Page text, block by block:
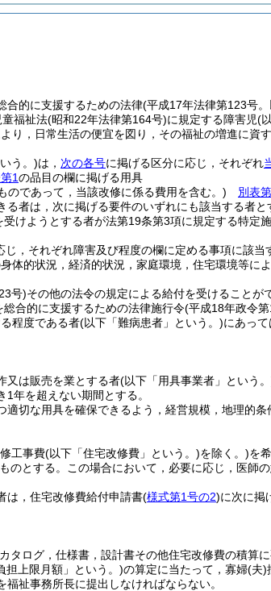
合的に支援するための法律(平成17年法律第123号
福祉法(昭和22年法律第164号)に規定する障害児(
り，日常生活の便宜を図り，その福祉の増進に資
う。)は， 次の各号に掲げる区分に応じ，それぞれ
1の品目の欄に掲げる用具
のであって，当該改修に係る費用を含む。) 別表
者は，次に掲げる要件のいずれにも該当する者と
受けようとする者が法第19条第3項に規定する特定
，それぞれ障害及び程度の欄に定める事項に該当
体的状況，経済的状況，家庭環境，住宅環境等に
号)その他の法令の規定による給付を受けることが
合的に支援するための法律施行令(平成18年政令
程度である者(以下「難病患者」という。)にあっ
又は販売を業とする者(以下「用具事業者」という
年を超えない期間とする。
切な用具を確保できるよう，経営規模，地理的
工事費(以下「住宅改修費」という。)を除く。)を
のとする。
この場合において，必要に応じ，医師
は，住宅改修費給付申請書(様式第1号の2)に次に掲
タログ，仕様書，設計書その他住宅改修費の積算
担上限月額」という。)の算定に当たって，寡婦(夫)
福祉事務所長に提出しなければならない。